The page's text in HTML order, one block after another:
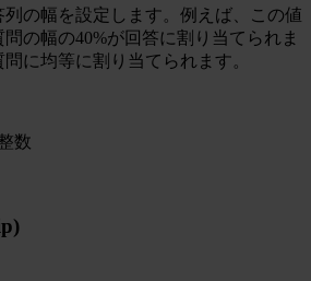
の幅を設定します。例えば、この値
の幅の40%が回答に割り当てられま
に均等に割り当てられます。
数